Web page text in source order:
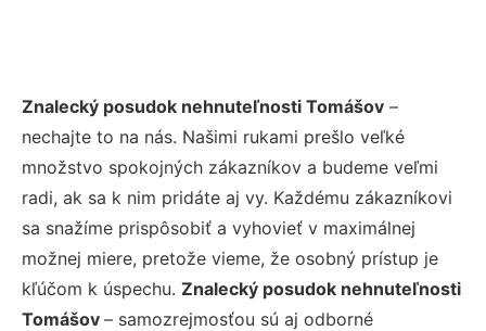
Znalecký posudok nehnuteľnosti Tomášov –
nechajte to na nás. Našimi rukami prešlo veľké
množstvo spokojných zákazníkov a budeme veľmi
radi, ak sa k nim pridáte aj vy. Každému zákazníkovi
sa snažíme prispôsobiť a vyhovieť v maximálnej
možnej miere, pretože vieme, že osobný prístup je
kľúčom k úspechu. Znalecký posudok nehnuteľnosti
Tomášov – samozrejmosťou sú aj odborné